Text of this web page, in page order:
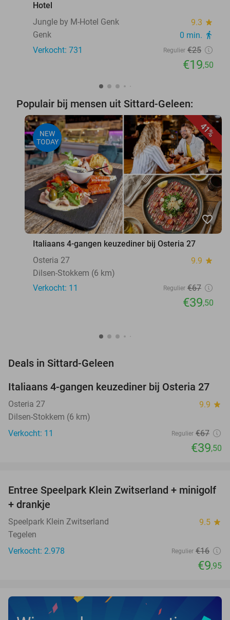
Hotel
Jungle by M-Hotel Genk
9.3 star
Genk 0 min. directions_walk
Verkocht: 731 Regulier €25
€19,50
Populair bij mensen uit Sittard-Geleen:
41%
NEW
TODAY
favorite_border
Italiaans 4-gangen keuzediner bij Osteria 27
Osteria 27
9.9 star
Dilsen-Stokkem (6 km)
Verkocht: 11
Regulier €67
€39,50
Deals in Sittard-Geleen
41%
TODAY
Italiaans 4-gangen keuzediner bij Osteria 27
Osteria 27 9.9 star
Dilsen-Stokkem (6 km)
Verkocht: 11
Regulier €67
€39,50
38%
Entree Speelpark Klein Zwitserland + minigolf
+ drankje
Speelpark Klein Zwitserland 9.5 star
Tegelen
Verkocht: 2.978
Regulier €16
€9,95